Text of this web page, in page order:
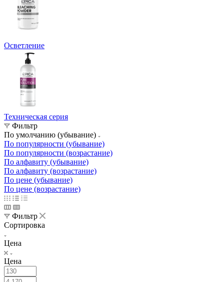
Осветление
Техническая серия
Фильтр
По умолчанию (убывание)
По популярности (убывание)
По популярности (возрастание)
По алфавиту (убывание)
По алфавиту (возрастание)
По цене (убывание)
По цене (возрастание)
Фильтр
Сортировка
Цена
Цена